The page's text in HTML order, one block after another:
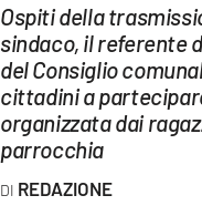
LAC NETWORK
LAC ONAIR
LaC
Network
LACPLAY.IT
Ospiti della
sindaco, il referente
del Consiglio
cittadini a
organizzata dai
parrocchia
REDAZIONE